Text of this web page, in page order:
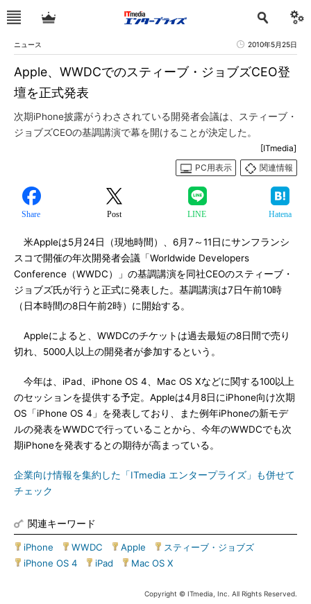
ニュース 2010年5月25日
Apple、WWDCでのスティーブ・ジョブズCEO登
壇を正式発表
次期iPhone披露がうわさされている開発者会議は、スティーブ・
ジョブズCEOの基調講演で幕を開けることが決定した。
[ITmedia]
PC用表示
関連情報
Share Post LINE Hatena
米Appleは5月24日（現地時間）、6月7～11日にサンフランシ
スコで開催の年次開発者会議「Worldwide Developers
Conference（WWDC）」の基調講演を同社CEOのスティーブ・
ジョブズ氏が行うと正式に発表した。基調講演は7日午前10時
（日本時間の8日午前2時）に開始する。
Appleによると、WWDCのチケットは過去最短の8日間で売り
切れ、5000人以上の開発者が参加するという。
今年は、iPad、iPhone OS 4、Mac OS Xなどに関する100以上
のセッションを提供する予定。Appleは4月8日にiPhone向け次期
OS「iPhone OS 4」を発表しており、また例年iPhoneの新モデ
ルの発表をWWDCで行っていることから、今年のWWDCでも次
期iPhoneを発表するとの期待が高まっている。
企業向け情報を集約した「ITmedia エンタープライズ」も併せて
チェック
関連キーワード
iPhone WWDC Apple スティーブ・ジョブズ
iPhone OS 4
iPad Mac OS X
Copyright © ITmedia, Inc. All Rights Reserved.